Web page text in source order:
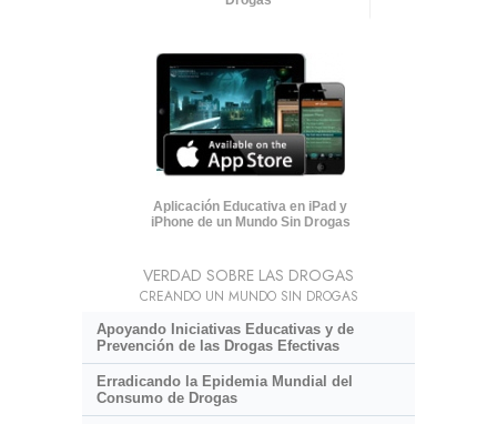
Aplicación Educativa en iPad y
iPhone de un Mundo Sin Drogas
VERDAD SOBRE LAS DROGAS
CREANDO UN MUNDO SIN DROGAS
Apoyando Iniciativas Educativas y de
Prevención de las Drogas Efectivas
Erradicando la Epidemia Mundial del
Consumo de Drogas